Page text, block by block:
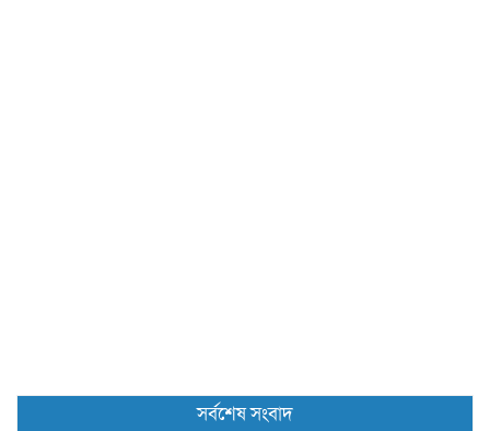
সর্বশেষ সংবাদ